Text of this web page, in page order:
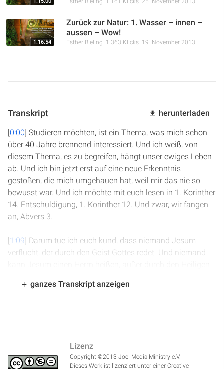
1:16:54
Zurück zur Natur: 1. Wasser – innen –
aussen – Wow!
Esther Bieling 1.363 Klicks 19. November 2013
Transkript herunterladen
[0:00] Studieren möchten, ist ein Thema, was mich schon
über 40 Jahre brennend interessiert. Und ich weiß, von
diesem Thema, es zu begreifen, hängt unser ewiges Leben
ab. Und ich bin jetzt erst auf eine neue Erkenntnis
gestoßen, die mich umgehauen hat, weil mir das nie so
bewusst war. Und ich möchte mit euch lesen in 1. Korinther
14. Entschuldigung, 1. Korinther 12. Und zwar, wir fangen
an, Abvers 3.
[1:09] Darum tue ich euch kund, dass niemand Jesum
verflucht, der durch den Geist Gottes redet. Und niemand
es sind mancherlei Ämter, aber es ist ein Herr. Und es sind
2:03] Denn gleich wie ein Leib ist und hat doch viele
ganzes Transkript anzeigen
Lizenz
Copyright ©2013 Joel Media Ministry e.V.
Dieses Werk ist lizenziert unter einer Creative